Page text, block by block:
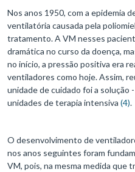
Nos anos 1950, com a epidemia
ventilatória causada pela
tratamento. A VM nesses
dramática no curso da doença,
no início, a pressão positiva era
ventiladores como hoje. Assim,
unidade de cuidado foi a solução
unidades de terapia intensiva (4).
O desenvolvimento de
nos anos seguintes foram
VM, pois, na mesma medida que